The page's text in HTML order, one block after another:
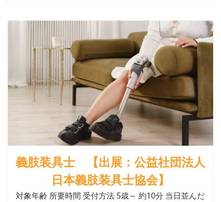
義肢装具士 【出展：公益社団法人
日本義肢装具士協会】
対象年齢 所要時間 受付方法 5歳～ 約10分 当日並んだ